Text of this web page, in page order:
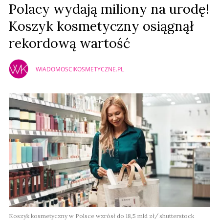
Polacy wydają miliony na urodę!
Koszyk kosmetyczny osiągnął
rekordową wartość
WIADOMOSCIKOSMETYCZNE.PL
Koszyk kosmetyczny w Polsce wzrósł do 18,5 mld zł shutterstock